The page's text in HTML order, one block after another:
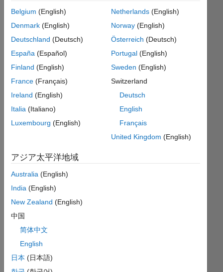
Given
M,
return
the
external
Solution
Stats
Solutions
938
Solvers
Last
Belgium (English)
Denmark (English)
Deutschland (Deutsch)
España (Español)
Finland (English)
France (Français)
Ireland (English)
Italia (Italiano)
Luxembourg (English)
Netherlands(English)
Norway(English)
Österreich (Deutsch)
Portugal(English)
Sweden (English)
Switzerland
Deutsch
English
Français
United Kingdom (English)
アジア太平洋地域
Australia (English)
India (English)
New Zealand (English)
中国
简体中文
English
日本 (日本語)